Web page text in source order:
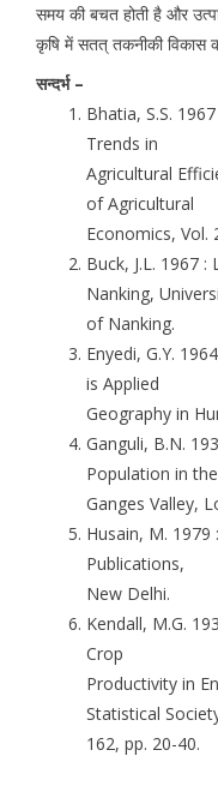
समय की बचत होती है और
कृषि में सतत् तकनीकी विकास
सन्दर्भ –
Bhatia, S.S.
Trends in
Agricultural
of Agricultural
Economics, Vol.
Buck, J.L. 1967 :
Nanking,
of Nanking.
Enyedi, G.Y.
is Applied
Geography in
Ganguli, B.N.
Population in the
Ganges Valley,
Husain, M.
Publications,
New Delhi.
Kendall, M.G.
Crop
Productivity in
Statistical
162, pp. 20-40.